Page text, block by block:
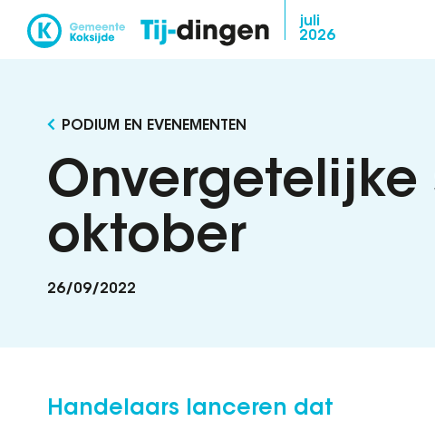
Overslaan
juli
2026
PODIUM EN EVENEMENTEN
oktober
26/09/2022
Handelaars lanceren dat